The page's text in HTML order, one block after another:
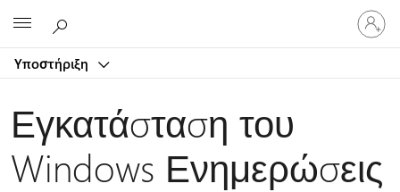
Υποστήριξη
Είσοδος
στον
Εγκατάσταση του
Windows Ενημερώσεις